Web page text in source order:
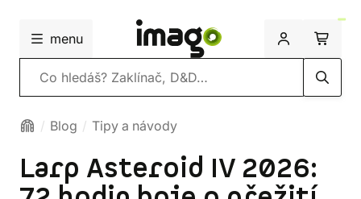
menu
Vyhledávání
Blog Tipy a návody
Larp Asteroid IV 2026: